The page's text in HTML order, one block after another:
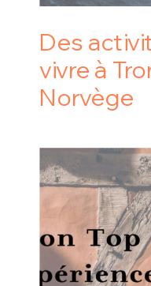
Des
vivre à
Norvège